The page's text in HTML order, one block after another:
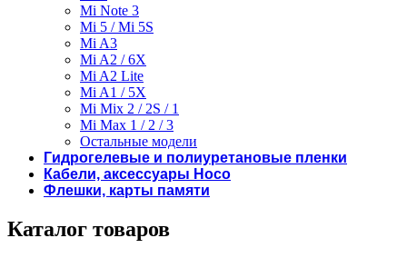
Mi Note 3
Mi 5 / Mi 5S
Mi A3
Mi A2 / 6X
Mi A2 Lite
Mi A1 / 5X
Mi Mix 2 / 2S / 1
Mi Max 1 / 2 / 3
Остальные модели
Гидрогелевые и полиуретановые пленки
Кабели, аксессуары Hoco
Флешки, карты памяти
Каталог товаров